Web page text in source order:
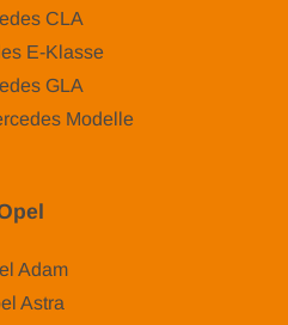
CLA
E-Klasse
GLA
Modelle
Adam
Astra